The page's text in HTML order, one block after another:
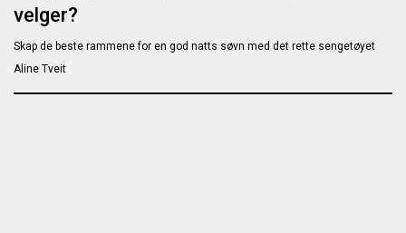
velger?
Skap de beste rammene for en god natts søvn med det rette sengetøyet
Aline Tveit